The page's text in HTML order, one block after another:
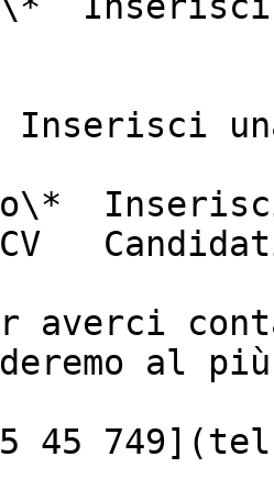
45